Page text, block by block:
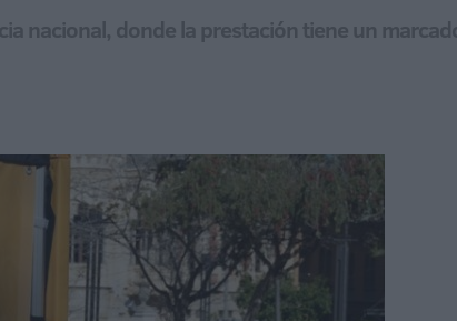
nacional, donde la prestación tiene un